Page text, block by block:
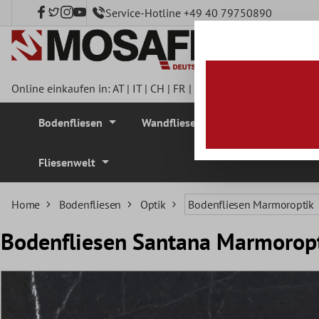
springen Service-Hotline +49 40 79750890
Online einkaufen in:AT| IT| CH | FR |
Bodenfliesen Wandfliesen
Fliesenwelt
Home Bodenfliesen Optik Bodenfliesen Marmoroptik
Bodenfliesen Santana